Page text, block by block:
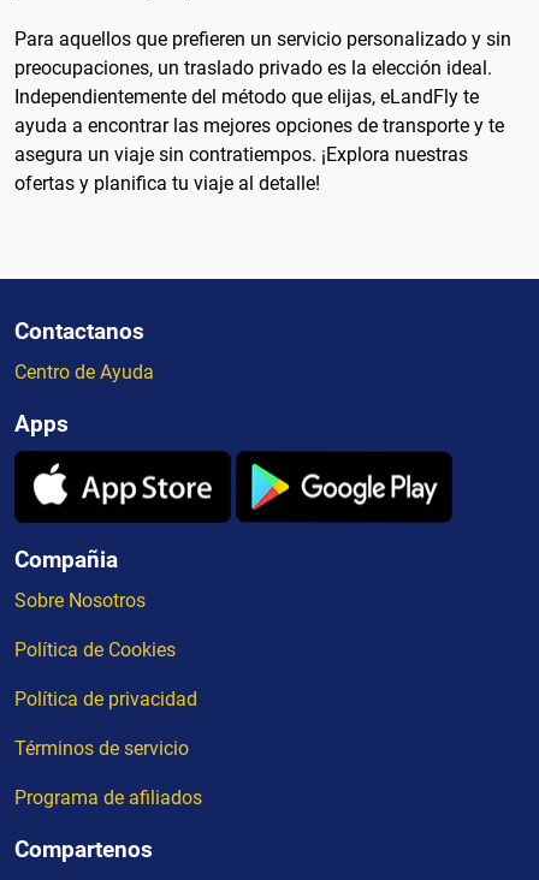
Para aquellos que prefieren un servicio personalizado y sin
preocupaciones, un traslado privado es la elección ideal.
Independientemente del método que elijas, eLandFly te
ayuda a encontrar las mejores opciones de transporte y te
asegura un viaje sin contratiempos. ¡Explora nuestras
ofertas y planifica tu viaje al detalle!
Contactanos
Centro de Ayuda
Apps
Compañia
Sobre Nosotros
Política de Cookies
Política de privacidad
Términos de servicio
Programa de afiliados
Compartenos